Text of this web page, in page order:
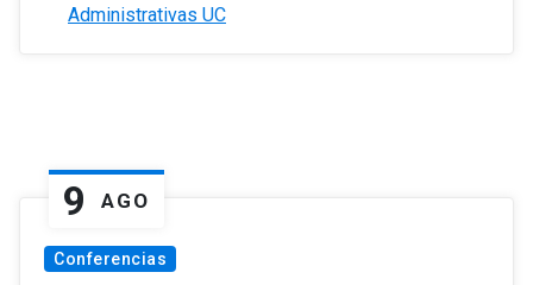
Administrativas UC
9 AGO
Conferencias